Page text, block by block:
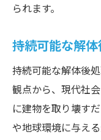
計画立案
効果的な
適切な処
廃棄物削
持続可能
られます。
持続可能な解
持続可能な解体後
観点から、現代社
に建物を取り壊す
や地球環境に与え